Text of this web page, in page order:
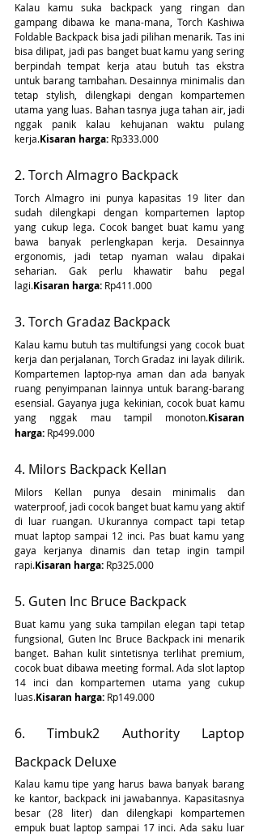
Kalau kamu suka backpack yang ringan dan
gampang dibawa ke mana-mana, Torch Kashiwa
Foldable Backpack bisa jadi pilihan menarik. Tas ini
bisa dilipat, jadi pas banget buat kamu yang sering
berpindah tempat kerja atau butuh tas ekstra
untuk barang tambahan. Desainnya minimalis dan
tetap stylish, dilengkapi dengan kompartemen
utama yang luas. Bahan tasnya juga tahan air, jadi
nggak panik kalau kehujanan waktu pulang
kerja.Kisaran harga: Rp333.000
2. Torch Almagro Backpack
Torch Almagro ini punya kapasitas 19 liter dan
sudah dilengkapi dengan kompartemen laptop
yang cukup lega. Cocok banget buat kamu yang
bawa banyak perlengkapan kerja. Desainnya
ergonomis, jadi tetap nyaman walau dipakai
seharian. Gak perlu khawatir bahu pegal
lagi.Kisaran harga: Rp411.000
3. Torch Gradaz Backpack
Kalau kamu butuh tas multifungsi yang cocok buat
kerja dan perjalanan, Torch Gradaz ini layak dilirik.
Kompartemen laptop-nya aman dan ada banyak
ruang penyimpanan lainnya untuk barang-barang
esensial. Gayanya juga kekinian, cocok buat kamu
yang nggak mau tampil monoton.Kisaran
harga: Rp499.000
4. Milors Backpack Kellan
Milors Kellan punya desain minimalis dan
waterproof, jadi cocok banget buat kamu yang aktif
di luar ruangan. Ukurannya compact tapi tetap
muat laptop sampai 12 inci. Pas buat kamu yang
gaya kerjanya dinamis dan tetap ingin tampil
rapi.Kisaran harga: Rp325.000
5. Guten Inc Bruce Backpack
Buat kamu yang suka tampilan elegan tapi tetap
fungsional, Guten Inc Bruce Backpack ini menarik
banget. Bahan kulit sintetisnya terlihat premium,
cocok buat dibawa meeting formal. Ada slot laptop
14 inci dan kompartemen utama yang cukup
luas.Kisaran harga: Rp149.000
6. Timbuk2 Authority Laptop
Backpack Deluxe
Kalau kamu tipe yang harus bawa banyak barang
ke kantor, backpack ini jawabannya. Kapasitasnya
besar (28 liter) dan dilengkapi kompartemen
empuk buat laptop sampai 17 inci. Ada saku luar